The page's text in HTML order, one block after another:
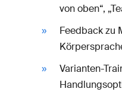
von oben“,
Feedback zu
Varianten-